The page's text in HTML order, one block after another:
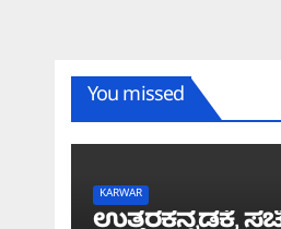
You missed
KARWAR